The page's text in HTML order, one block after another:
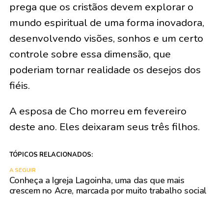
prega que os cristãos devem explorar o
mundo espiritual de uma forma inovadora,
desenvolvendo visões, sonhos e um certo
controle sobre essa dimensão, que
poderiam tornar realidade os desejos dos
fiéis.
A esposa de Cho morreu em fevereiro
deste ano. Eles deixaram seus três filhos.
TÓPICOS RELACIONADOS:
A SEGUIR
Conheça a Igreja Lagoinha, uma das que mais
crescem no Acre, marcada por muito trabalho social